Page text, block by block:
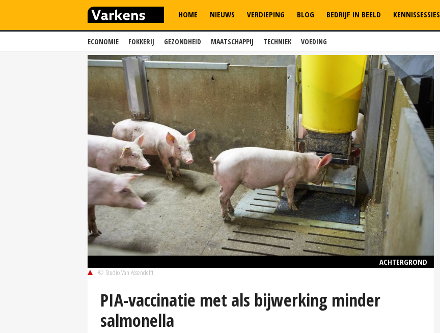
ECONOMIE FOKKERIJ GEZONDHEID MAATSCHAPPIJ TECHNIEK VOEDING
HOME NIEUWS VERDIEPING BLOG BEDRIJF IN BEELD KENNISSESSIES
ACHTERGROND
© Studio Van Assendelft
PIA-vaccinatie met als bijwerking minder
salmonella